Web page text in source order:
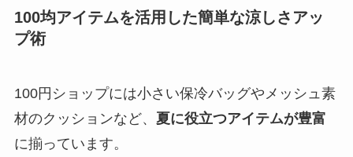
100均アイテムを活用した簡単な涼しさアッ
プ術
100円ショップには小さい保冷バッグやメッシュ素
材のクッションなど、 夏に役立つアイテムが豊富
に揃っています。